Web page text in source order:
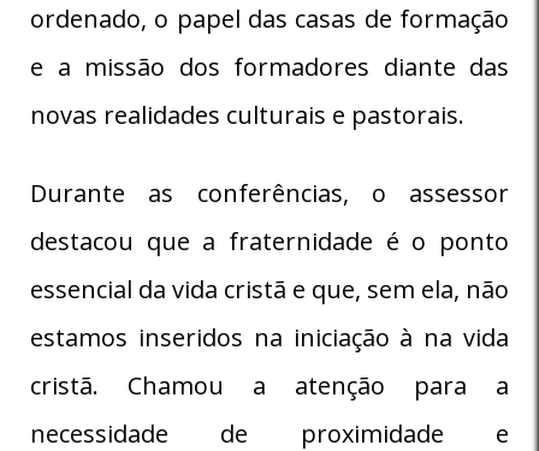
ordenado, o papel das casas de formação
e a missão dos formadores diante das
novas realidades culturais e pastorais.
Durante as conferências, o assessor
destacou que a fraternidade é o ponto
essencial da vida cristã e que, sem ela, não
estamos inseridos na iniciação à na vida
cristã. Chamou a atenção para a
necessidade de proximidade e